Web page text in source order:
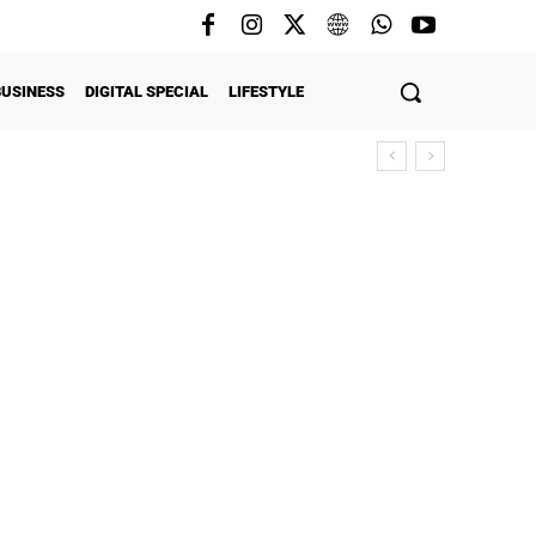
DIGITAL SPECIAL LIFESTYLE